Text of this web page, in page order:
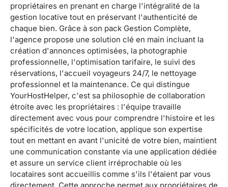
propriétaires en prenant en charge l'intégralité de la
gestion locative tout en préservant l'authenticité de
chaque bien. Grâce à son pack Gestion Complète,
l'agence propose une solution clé en main incluant la
création d'annonces optimisées, la photographie
professionnelle, l'optimisation tarifaire, le suivi des
réservations, l'accueil voyageurs 24/7, le nettoyage
professionnel et la maintenance. Ce qui distingue
YourHostHelper, c'est sa philosophie de collaboration
étroite avec les propriétaires : l'équipe travaille
directement avec vous pour comprendre l'histoire et les
spécificités de votre location, applique son expertise
tout en mettant en avant l'unicité de votre bien, maintient
une communication constante via une application dédiée
et assure un service client irréprochable où les
locataires sont accueillis comme s'ils l'étaient par vous